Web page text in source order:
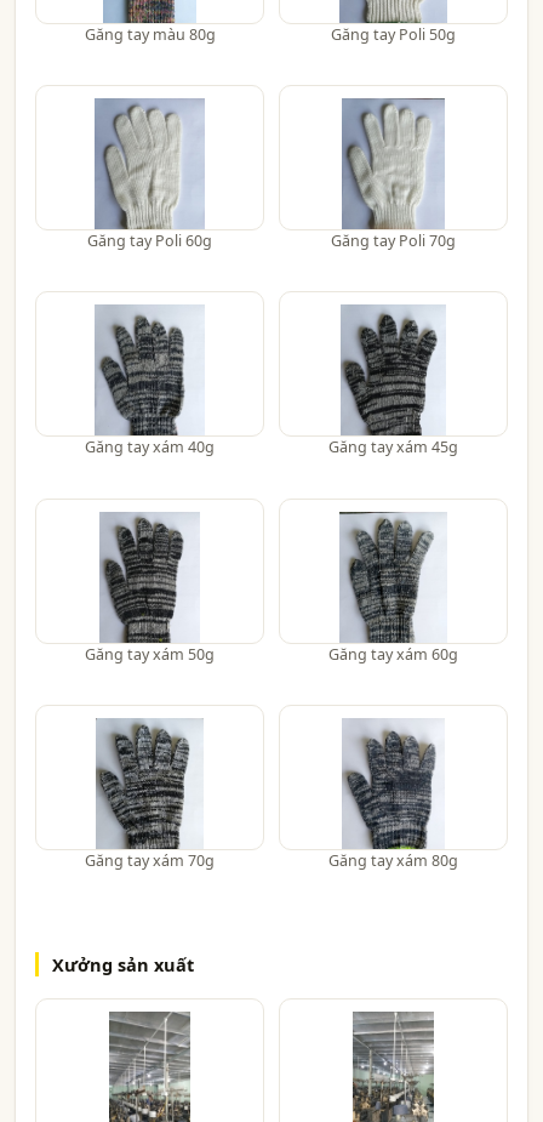
Găng tay màu 80g Găng tay Poli 50g
Găng tay Poli 60g Găng tay Poli 70g
Găng tay xám 40g Găng tay xám 45g
Găng tay xám 50g Găng tay xám 60g
Găng tay xám 70g Găng tay xám 80g
Xưởng sản xuất